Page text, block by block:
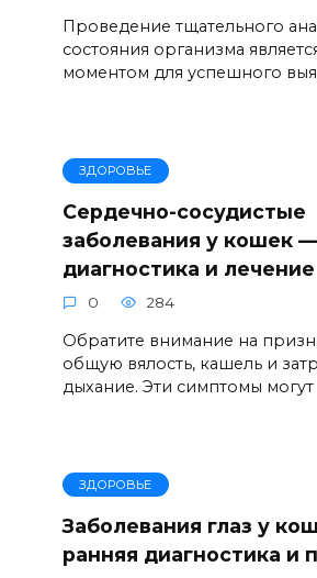
Проведение тщательного
состояния организма
моментом для успешного
ЗДОРОВЬЕ
Сердечно-сосудистые
заболевания у кошек —
диагностика и лечение
0 284
Обратите внимание на
общую вялость, кашель и
дыхание. Эти симптомы могут
ЗДОРОВЬЕ
Заболевания глаз у
ранняя диагностика и